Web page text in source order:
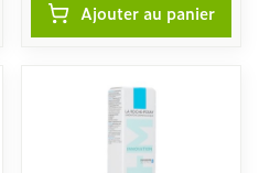
Ajouter au panier